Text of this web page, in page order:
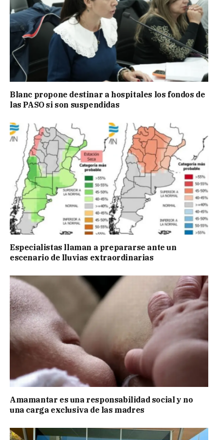
Blanc propone destinar a hospitales los fondos de
las PASO si son suspendidas
Especialistas llaman a prepararse ante un
escenario de lluvias extraordinarias
Amamantar es una responsabilidad social y no
una carga exclusiva de las madres